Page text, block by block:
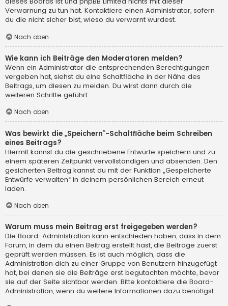
Verwarnung zu tun hat. Kontaktiere einen Administrator, sofern
du die nicht sicher bist, wieso du verwarnt wurdest.
Nach oben
Wie kann ich Beiträge den Moderatoren melden?
Wenn ein Administrator die entsprechenden Berechtigungen
vergeben hat, siehst du eine Schaltfläche in der Nähe des
Beitrags, um diesen zu melden. Du wirst dann durch die
weiteren Schritte geführt.
Nach oben
Was bewirkt die „Speichern“-Schaltfläche beim Schreiben
eines Beitrags?
Hiermit kannst du die geschriebene Entwürfe speichern und zu
einem späteren Zeitpunkt vervollständigen und absenden. Den
gesicherten Beitrag kannst du mit der Funktion „Gespeicherte
Entwürfe verwalten“ in deinem persönlichen Bereich erneut
laden.
Nach oben
Warum muss mein Beitrag erst freigegeben werden?
Die Board-Administration kann entschieden haben, dass in dem
Forum, in dem du einen Beitrag erstellt hast, die Beiträge zuerst
geprüft werden müssen. Es ist auch möglich, dass die
Administration dich zu einer Gruppe von Benutzern hinzugefügt
hat, bei denen sie die Beiträge erst begutachten möchte, bevor
sie auf der Seite sichtbar werden. Bitte kontaktiere die Board-
Administration, wenn du weitere Informationen dazu benötigst.